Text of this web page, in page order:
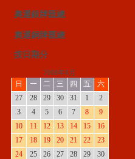
奧運銀牌匯總
奧運銅牌匯總
按日期分
2008年8月
日
一 二 三 四 五
六
27
28 29 30 31 1
2
3
4 5 6 7 8
9
10
11 12 13 14 15
16
17
18 19 20 21 22
23
24
25 26 27 28 29 30